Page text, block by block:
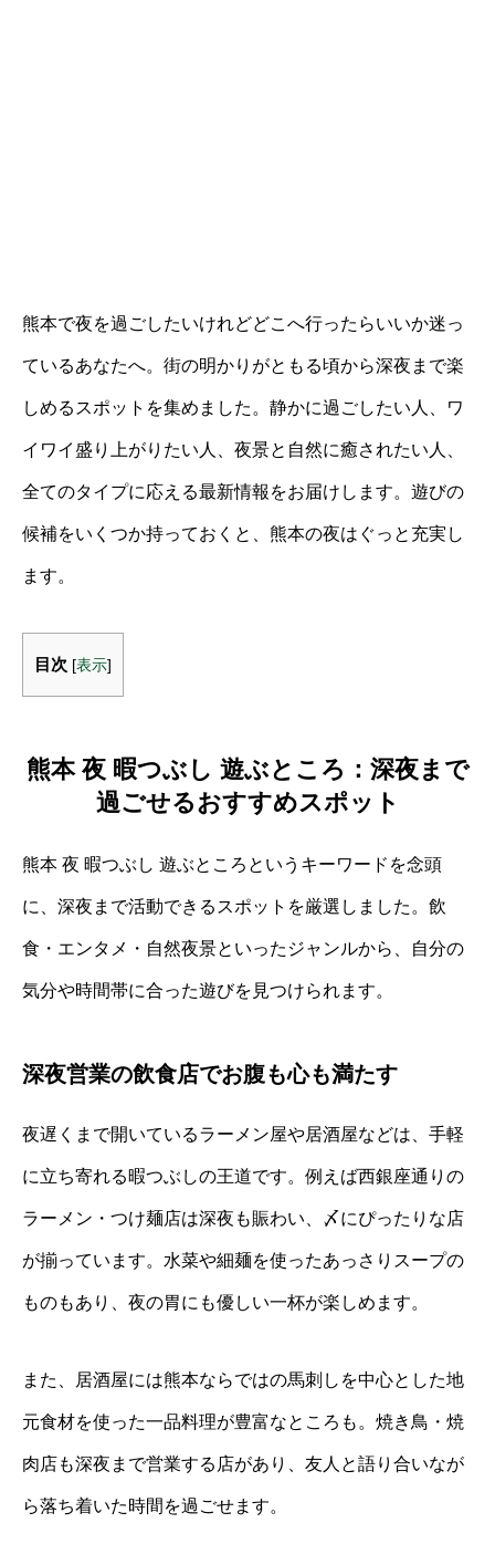
熊本で夜を過ごしたいけれどどこへ行ったらいいか迷っ
ているあなたへ。街の明かりがともる頃から深夜まで楽
しめるスポットを集めました。静かに過ごしたい人、ワ
イワイ盛り上がりたい人、夜景と自然に癒されたい人、
全てのタイプに応える最新情報をお届けします。遊びの
候補をいくつか持っておくと、熊本の夜はぐっと充実し
ます。
目次 [表示]
熊本 夜 暇つぶし 遊ぶところ：深夜まで
過ごせるおすすめスポット
熊本 夜 暇つぶし 遊ぶところというキーワードを念頭
に、深夜まで活動できるスポットを厳選しました。飲
食・エンタメ・自然夜景といったジャンルから、自分の
気分や時間帯に合った遊びを見つけられます。
深夜営業の飲食店でお腹も心も満たす
夜遅くまで開いているラーメン屋や居酒屋などは、手軽
に立ち寄れる暇つぶしの王道です。例えば西銀座通りの
ラーメン・つけ麺店は深夜も賑わい、〆にぴったりな店
が揃っています。水菜や細麺を使ったあっさりスープの
ものもあり、夜の胃にも優しい一杯が楽しめます。
また、居酒屋には熊本ならではの馬刺しを中心とした地
元食材を使った一品料理が豊富なところも。焼き鳥・焼
肉店も深夜まで営業する店があり、友人と語り合いなが
ら落ち着いた時間を過ごせます。